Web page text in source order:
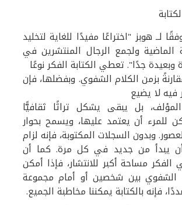
لــ هوبز "اختراعًا مفيدًا للغاية لتخليد
الماضية ولجمع الرجال المنتشرين في
جدًا". تعطي الكتابة الفكر نوعًا
بزمن الكلام الشفوي. وبفضلها، فإن
فيه لا يضيع
بل يبقى يشكل تراثًا ثقافيًّا
للمرء أن يعتمد عليها، ويسمح بحوار
وبدون السجلات المكتوبة، فإنه لزام
يبدأ من جديد في كل مرة. كما أن
الفكر مساحة أكبر للانتشار، فإذا أمكن
الشفوي بين شخصين أو أمام مجموعة
فإنه بالكتابة يمكننا مخاطبة الجميع.